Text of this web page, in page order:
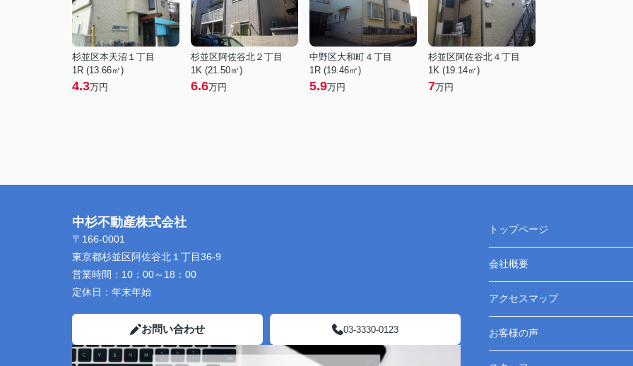
杉並区本天沼１丁目
1R (13.66㎡)
4.3万円
杉並区阿佐谷北２丁目
1K (21.50㎡)
6.6万円
中野区大和町４丁目
1R (19.46㎡)
5.9万円
杉並区阿佐谷北４丁目
1K (19.14㎡)
7万円
中杉不動産株式会社
〒166-0001
東京都杉並区阿佐谷北１丁目36-9
営業時間： 10：00～18：00
定休日： 年末年始
お問い合わせ 03-3330-0123
トップページ
会社概要
アクセスマップ
お客様の声